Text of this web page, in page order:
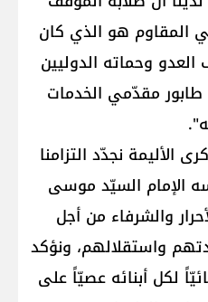
المقاوم هو الذي كان
وحماته الدوليين
طابور مقدّمي الخدمات
الأليمة نجدّد التزامنا
الإمام السيّد موسى
والشرفاء من أجل
واستقلالهم، ونؤكد
لكل أبنائه عصيّاً على